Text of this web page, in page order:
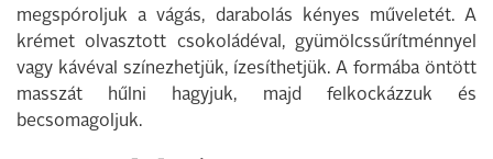
megspóroljuk a vágás, darabolás kényes műveletét. A
krémet olvasztott csokoládéval, gyümölcssűrítménnyel
vagy kávéval színezhetjük, ízesíthetjük. A formába öntött
masszát hűlni hagyjuk, majd felkockázzuk és
becsomagoljuk.